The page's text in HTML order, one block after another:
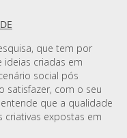
que tem por
ideias criadas em
social pós
satisfazer, com o seu
que a qualidade
criativas expostas em